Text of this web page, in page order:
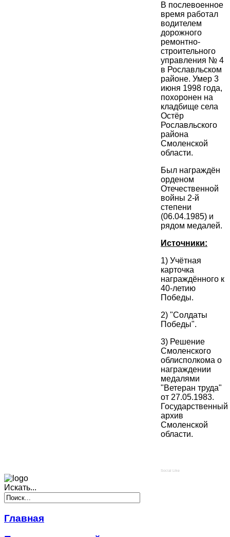
В послевоенное
время работал
водителем
дорожного
ремонтно-
строительного
управления № 4
в Рославльском
районе. Умер 3
июня 1998 года,
похоронен на
кладбище села
Остёр
Рославльского
района
Смоленской
области.
Был награждён
орденом
Отечественной
войны 2-й
степени
(06.04.1985) и
рядом медалей.
Источники:
1) Учётная
карточка
награждённого к
40-летию
Победы.
2) "Солдаты
Победы".
3) Решение
Смоленского
облисполкома о
награждении
медалями
"Ветеран труда"
от 27.05.1983.
Государственный
архив
Смоленской
области.
Social Like
Искать...
Главная